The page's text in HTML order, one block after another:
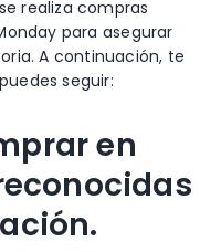
realiza compras
para asegurar
A continuación, te
seguir:
en